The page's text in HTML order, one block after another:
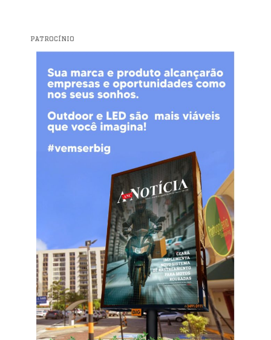
PATROCÍNIO